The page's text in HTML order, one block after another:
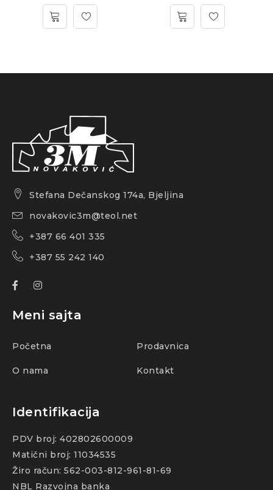
Stefana Dečanskog 174a, Bjeljina
novakovic3m@teol.net
+387 66 401 335
+387 55 242 140
Meni sajta
Početna Prodavnica
O nama Kontakt
Identifikacija
PDV broj: 402802600009
Matični broj: 11034535
Žiro račun: 562-003-812-961-81-69
NBL Razvojna banka